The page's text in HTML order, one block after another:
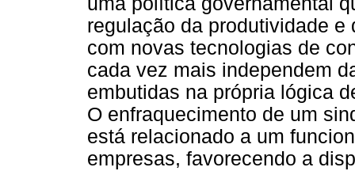
regulação da produtividade
com novas tecnologias de
cada vez mais independem
embutidas na própria lógica
O enfraquecimento de um
está relacionado a um
empresas, favorecendo a